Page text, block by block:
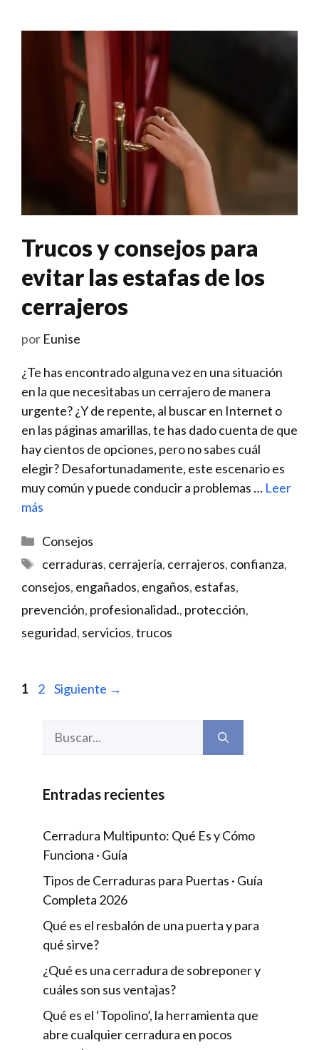
Trucos y consejos para
evitar las estafas de los
cerrajeros
por Eunise
¿Te has encontrado alguna vez en una situación
en la que necesitabas un cerrajero de manera
urgente? ¿Y de repente, al buscar en Internet o
en las páginas amarillas, te has dado cuenta de que
hay cientos de opciones, pero no sabes cuál
elegir? Desafortunadamente, este escenario es
muy común y puede conducir a problemas … Leer
más
Categorías
Consejos
Etiquetas
cerraduras, cerrajería, cerrajeros, confianza,
consejos, engañados, engaños, estafas,
prevención, profesionalidad., protección,
seguridad, servicios,trucos
Página
1 Página
2 Siguiente →
Entradas recientes
Cerradura Multipunto: Qué Es y Cómo
Funciona · Guía
Tipos de Cerraduras para Puertas · Guía
Completa 2026
Qué es el resbalón de una puerta y para
qué sirve?
¿Qué es una cerradura de sobreponer y
cuáles son sus ventajas?
Qué es el ‘Topolino’, la herramienta que
abre cualquier cerradura en pocos